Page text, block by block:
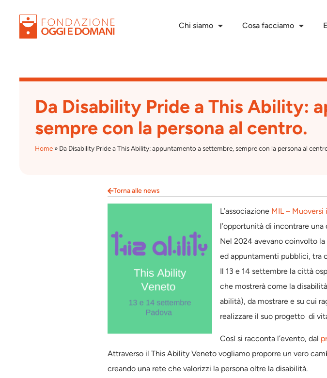
Chi siamo Cosa facciamo
Da Disability Pride a This Ability:
sempre con la persona al centro.
Home » Da Disability Pride a This Ability: appuntamento a settembre, sempre con la persona al
Torna alle news
L’associazione MIL – Muoversi
l’opportunità di incontrare
Nel 2024 avevano coinvolto
ed appuntamenti pubblici, tra
Il 13 e 14 settembre la città
che mostrerà come la
abilità), da mostrare e su cui
realizzare il suo progetto di
Così si racconta l’evento, dal
Attraverso il This Ability Veneto vogliamo proporre un vero
creando una rete che valorizzi la persona oltre la disabilità.